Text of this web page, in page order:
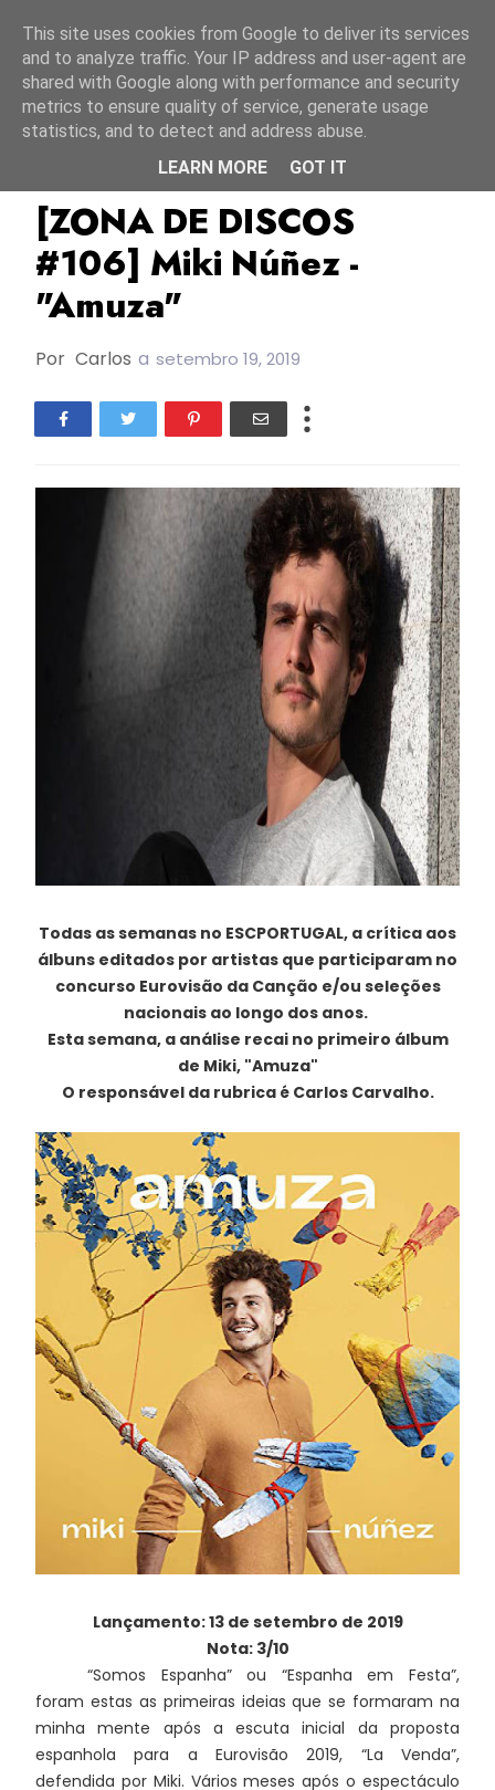
Espanha Miki
[ZONA DE DISCOS
#106] Miki Núñez -
"Amuza"
Por Carlos a setembro 19, 2019
Todas as semanas no ESCPORTUGAL, a crítica aos
álbuns editados por artistas que participaram no
concurso Eurovisão da Canção e/ou seleções
nacionais ao longo dos anos.
Esta semana, a análise recai no primeiro álbum
de Miki, "Amuza"
O responsável da rubrica é Carlos Carvalho.
Lançamento: 13 de setembro de 2019
Nota: 3/10
“Somos Espanha” ou “Espanha em Festa”,
foram estas as primeiras ideias que se formaram na
minha mente após a escuta inicial da proposta
espanhola para a Eurovisão 2019, “La Venda”,
defendida por Miki. Vários meses após o espectáculo
This site uses cookies from Google to deliver its services
and to analyze traffic. Your IP address and user-agent are
shared with Google along with performance and security
metrics to ensure quality of service, generate usage
statistics, and to detect and address abuse.
LEARN MORE
GOT IT